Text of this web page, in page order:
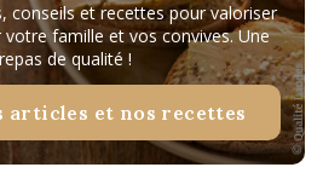
conseils et recettes pour valoriser
famille et vos convives. Une
de qualité !
articles et nos recettes